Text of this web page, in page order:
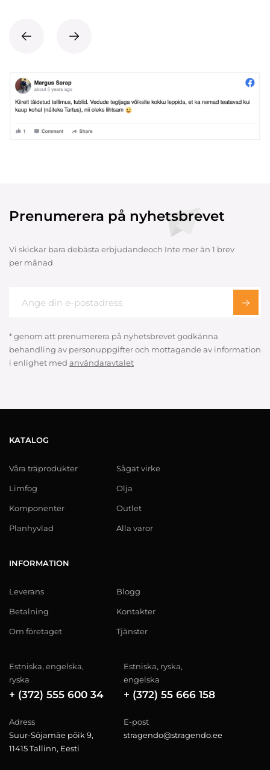
Prenumerera på nyhetsbrevet
Vi skickar bara debästa erbjudandeoch Inte mer än 1 brev
per månad
* genom att prenumerera på nyhetsbrevet godkänna
behandling av personuppgifter och mottagande av information
i enlighet med användaravtalet
KATALOG
Våra träprodukter
Limfog
Komponenter
Planhyvlad
Sågat virke
Olja
Outlet
Alla varor
INFORMATION
Leverans
Betalning
Om företaget
Blogg
Kontakter
Tjänster
Estniska, engelska,
ryska
+ (372) 555 600 34
Estniska, ryska,
engelska
+ (372) 55 666 158
Adress
Suur-Sõjamäe põik 9,
11415 Tallinn, Eesti
E-post
stragendo@stragendo.ee